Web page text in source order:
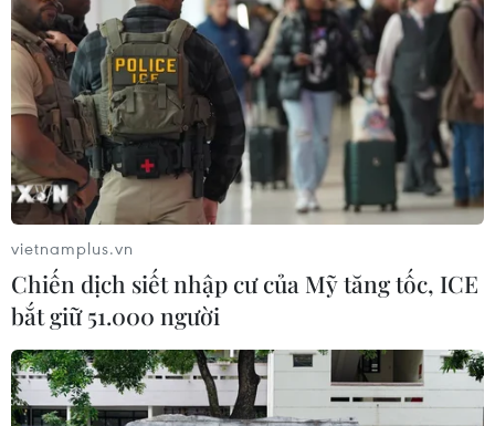
vietnamplus.vn
Chiến dịch siết nhập cư của Mỹ tăng tốc, ICE
bắt giữ 51.000 người